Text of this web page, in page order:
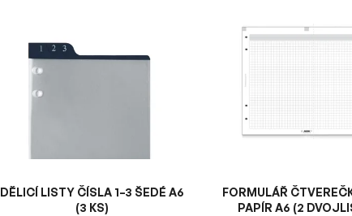
DĚLICÍ LISTY ČÍSLA 1–3 ŠEDÉ A6
(3 KS)
FORMULÁŘ
PAPÍR A6 (2